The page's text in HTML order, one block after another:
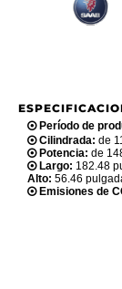
Período de
Cilindrada: de
Potencia: de
Largo: 182.48
Alto: 56.46
Emisiones de